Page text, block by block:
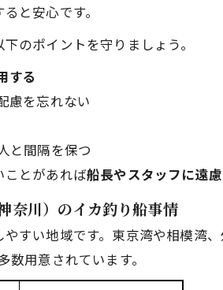
と安心です。
のポイントを守りましょう。
する
慮を忘れない
と間隔を保つ
とがあれば船長やスタッフに遠
奈川）のイカ釣り船事情
すい地域です。東京湾や相模湾
数用意されています。